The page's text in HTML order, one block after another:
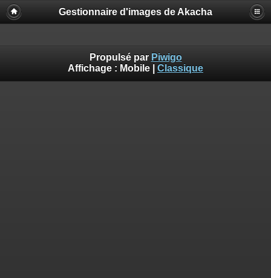
Gestionnaire d'images de Akacha
Propulsé par Piwigo
Affichage : Mobile Classique